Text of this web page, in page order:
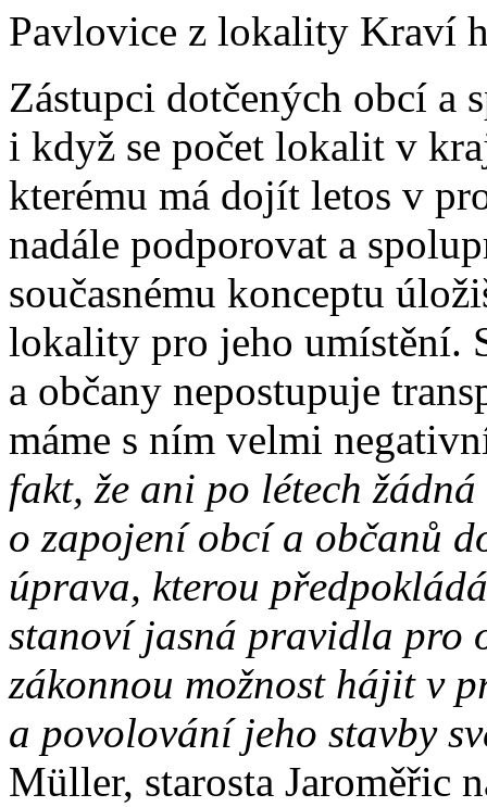
Pavlovice z lokality Kraví
Zástupci dotčených obcí a
i když se počet lokalit v
kterému má dojít letos v
nadále podporovat a
současnému konceptu
lokality pro jeho umístění.
a občany nepostupuje
máme s ním velmi
fakt, že ani po létech
o zapojení obcí a občanů
úprava, kterou
stanoví jasná pravidla pro
zákonnou možnost hájit v
a povolování jeho stavby
Müller, starosta Jaroměřic